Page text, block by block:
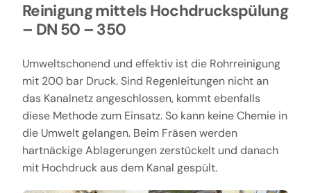
Reinigung mittels Hochdruckspülung
– DN 50 – 350
Umweltschonend und effektiv ist die Rohrreinigung
mit 200 bar Druck. Sind Regenleitungen nicht an
das Kanalnetz angeschlossen, kommt ebenfalls
diese Methode zum Einsatz. So kann keine Chemie in
die Umwelt gelangen. Beim Fräsen werden
hartnäckige Ablagerungen zerstückelt und danach
mit Hochdruck aus dem Kanal gespült.